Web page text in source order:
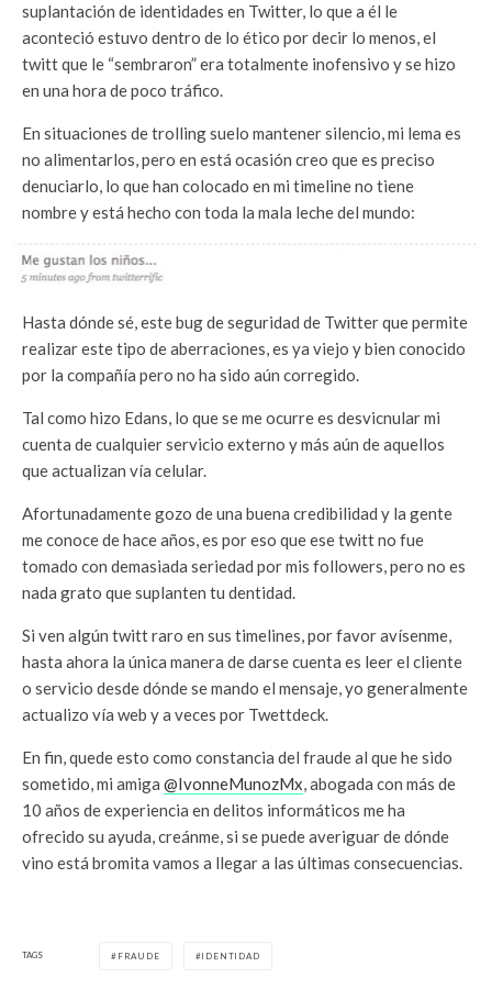
suplantación de identidades en Twitter, lo que a él le
aconteció estuvo dentro de lo ético por decir lo menos, el
twitt que le “sembraron” era totalmente inofensivo y se hizo
en una hora de poco tráfico.
En situaciones de trolling suelo mantener silencio, mi lema es
no alimentarlos, pero en está ocasión creo que es preciso
denuciarlo, lo que han colocado en mi timeline no tiene
nombre y está hecho con toda la mala leche del mundo:
Hasta dónde sé, este bug de seguridad de Twitter que permite
realizar este tipo de aberraciones, es ya viejo y bien conocido
por la compañía pero no ha sido aún corregido.
Tal como hizo Edans, lo que se me ocurre es desvicnular mi
cuenta de cualquier servicio externo y más aún de aquellos
que actualizan vía celular.
Afortunadamente gozo de una buena credibilidad y la gente
me conoce de hace años, es por eso que ese twitt no fue
tomado con demasiada seriedad por mis followers, pero no es
nada grato que suplanten tu dentidad.
Si ven algún twitt raro en sus timelines, por favor avísenme,
hasta ahora la única manera de darse cuenta es leer el cliente
o servicio desde dónde se mando el mensaje, yo generalmente
actualizo vía web y a veces por Twettdeck.
En fin, quede esto como constancia del fraude al que he sido
sometido, mi amiga @IvonneMunozMx, abogada con más de
10 años de experiencia en delitos informáticos me ha
ofrecido su ayuda, creánme, si se puede averiguar de dónde
vino está bromita vamos a llegar a las últimas consecuencias.
TAGS FRAUDE IDENTIDAD